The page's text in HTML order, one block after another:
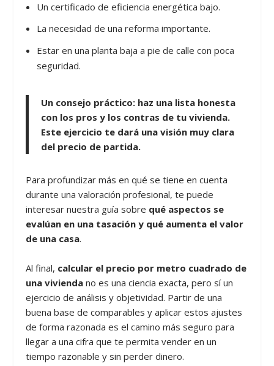
Un certificado de eficiencia energética bajo.
La necesidad de una reforma importante.
Estar en una planta baja a pie de calle con poca
seguridad.
Un consejo práctico: haz una lista honesta
con los pros y los contras de tu vivienda.
Este ejercicio te dará una visión muy clara
del precio de partida.
Para profundizar más en qué se tiene en cuenta
durante una valoración profesional, te puede
interesar nuestra guía sobre qué aspectos se
evalúan en una tasación y qué aumenta el valor
de una casa.
Al final, calcular el precio por metro cuadrado de
una vivienda no es una ciencia exacta, pero sí un
ejercicio de análisis y objetividad. Partir de una
buena base de comparables y aplicar estos ajustes
de forma razonada es el camino más seguro para
llegar a una cifra que te permita vender en un
tiempo razonable y sin perder dinero.